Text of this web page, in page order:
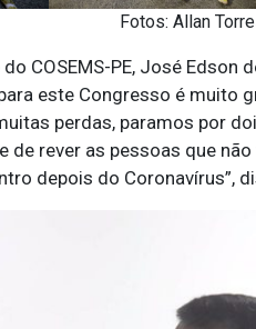
Fotos: Allan
COSEMS-PE, José Edson
este Congresso é muito
perdas, paramos por
de rever as pessoas que
depois do Coronavírus”,